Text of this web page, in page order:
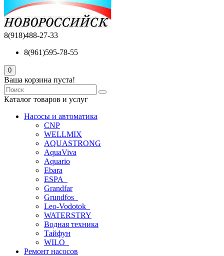
8(918)488-27-33
8(961)595-78-55
0
Ваша корзина пуста!
Каталог товаров и услуг
Насосы и автоматика
CNP
WELLMIX
AQUASTRONG
AquaViva
Aquario
Ebara
ESPA_
Grandfar
Grundfos_
Leo-Vodotok_
WATERSTRY
Водная техника
Тайфун
WILO_
Ремонт насосов